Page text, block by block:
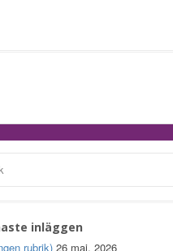
inläggen
rubrik) 26 maj, 2026